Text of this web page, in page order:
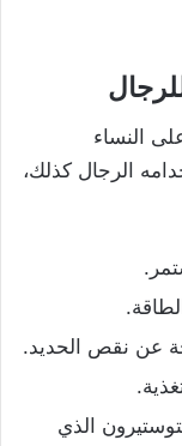
النساء
الرجال كذلك،
عن نقص الحديد.
الذي